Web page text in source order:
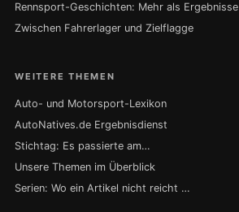
Rennsport-Geschichten: Mehr als Ergebnisse
Zwischen Fahrerlager und Zielflagge
WEITERE THEMEN
Auto- und Motorsport-Lexikon
AutoNatives.de Ergebnisdienst
Stichtag: Es passierte am…
Unsere Themen im Überblick
Serien: Wo ein Artikel nicht reicht …